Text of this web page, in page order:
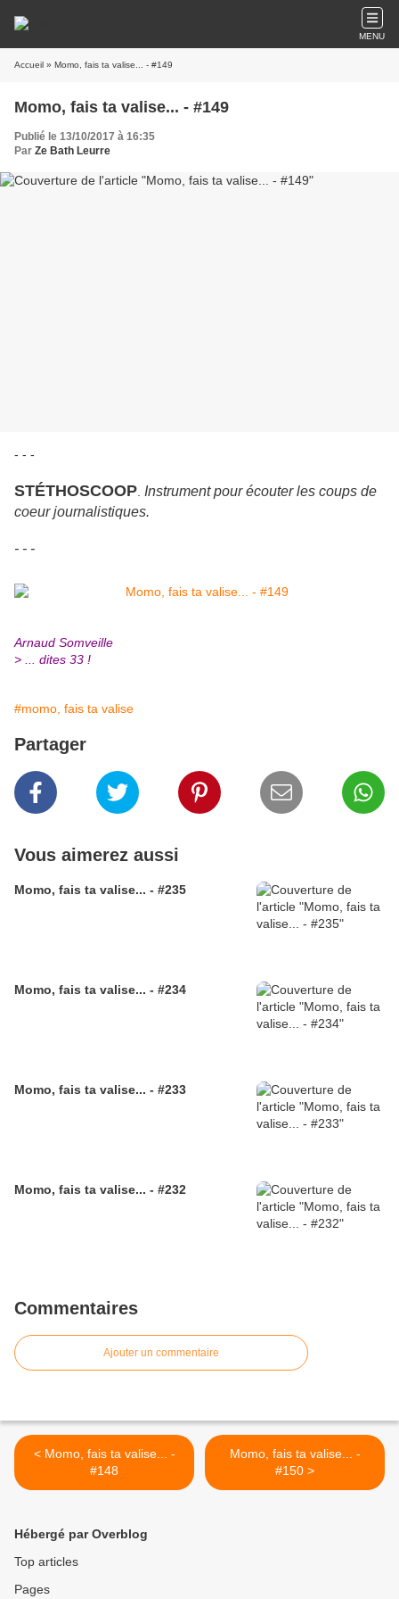
MENU
Accueil » Momo, fais ta valise... - #149
Momo, fais ta valise... - #149
Publié le 13/10/2017 à 16:35
Par Ze Bath Leurre
- - -
STÉTHOSCOOP Instrument pour écouter les coups de
coeur journalistiques.
- - -
Arnaud Somveille
> ... dites 33 !
#momo, fais ta valise
Partager
Vous aimerez aussi
Momo, fais ta valise... - #235
Momo, fais ta valise... - #234
Momo, fais ta valise... - #233
Momo, fais ta valise... - #232
Commentaires
Ajouter un commentaire
< Momo, fais ta valise... -
#148
Momo, fais ta valise... -
#150 >
Hébergé par Overblog
Top articles
Pages